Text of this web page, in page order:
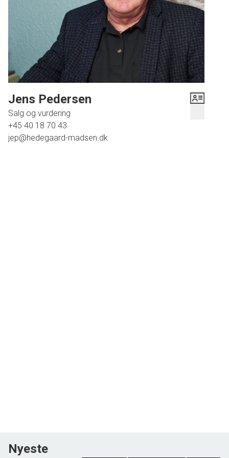
utroligt lysindfald. Den store stue har brændeovn. Der er 3
soverum. Det mindste soverum fremstår i dag med to
enkeltsenge. Derudover er der en hems, så der er i alt otte
sovepladser. Der er to badeværelser med bruseniche.
Der er varmepumpe.
Der er et stort depotrum og garage på i alt 32 m2.
Huset udlejes for mellem kr. 75 - 90.000,00 til ejer.
Jens Pedersen
Salg og vurdering
+45 40 18 70 43
jep@hedegaard-madsen.dk
Nyeste